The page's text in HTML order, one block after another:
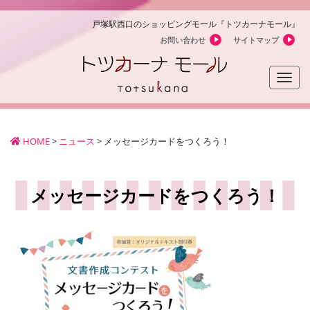
戸塚駅西口のショッピングモール『トツカーナモール』
お問い合わせ サイトマップ
Toggle
HOME> ニュース > メッセージカードをつくろう！
メッセージカードをつくろう！